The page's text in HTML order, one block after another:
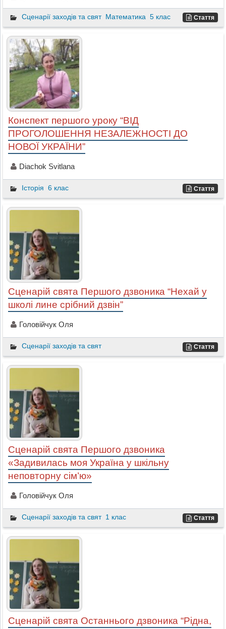
Сценарії заходів та свят Математика 5 клас Стаття
Конспект першого уроку “ВІД
ПРОГОЛОШЕННЯ НЕЗАЛЕЖНОСТІ ДО
НОВОЇ УКРАЇНИ”
Diachok Svitlana
Історія 6 клас Стаття
Сценарій свята Першого дзвоника “Нехай у
школі лине срібний дзвін”
Головійчук Оля
Сценарії заходів та свят Стаття
Сценарій свята Першого дзвоника
«Задивилась моя Україна у шкільну
неповторну сім’ю»
Головійчук Оля
Сценарії заходів та свят 1 клас Стаття
Сценарій свята Останнього дзвоника “Рідна,